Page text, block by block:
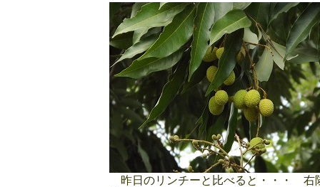
昨日のリンチーと比べると・・・ 右